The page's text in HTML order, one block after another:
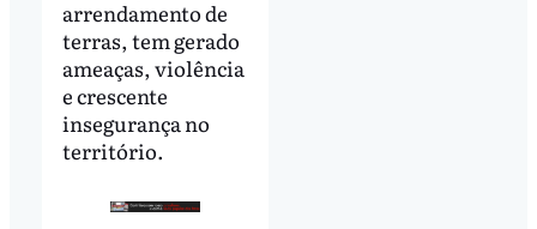
arrendamento de
terras, tem gerado
ameaças, violência
e crescente
insegurança no
território.